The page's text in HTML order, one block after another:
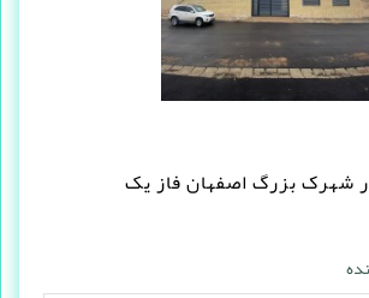
شهرک بزرگ اصفهان فاز یک